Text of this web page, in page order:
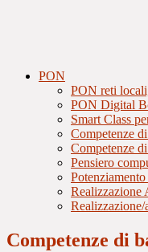
PON
PON reti
PON Digital
Smart Class
Competenze
Competenze
Pensiero
Competenze di